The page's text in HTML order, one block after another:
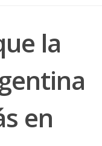
la
en